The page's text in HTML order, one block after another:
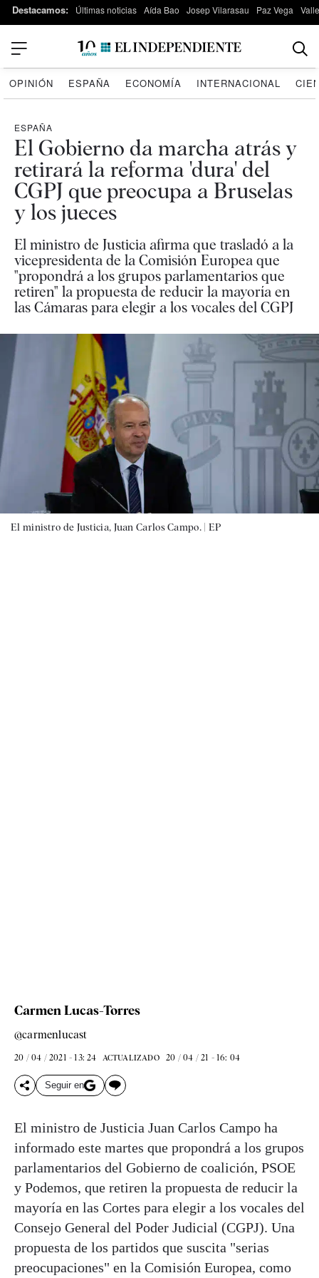
Destacamos: Últimas noticias Aída Bao Josep Vilarasau Paz Vega
OPINIÓN ESPAÑA ECONOMÍA INTERNACIONAL
ESPAÑA
El Gobierno da marcha atrás y
retirará la reforma 'dura' del
CGPJ que preocupa a Bruselas
y los jueces
El ministro de Justicia afirma que trasladó a la
vicepresidenta de la Comisión Europea que
"propondrá a los grupos parlamentarios que
retiren" la propuesta de reducir la mayoría en
las Cámaras para elegir a los vocales del CGPJ
El ministro de Justicia, Juan Carlos Campo. | EP
Carmen Lucas-Torres
@carmenlucast
20 / 04 / 2021 - 13: 24 ACTUALIZADO 20 / 04 / 21 - 16: 04
Seguir en
El ministro de Justicia Juan Carlos Campo ha
informado este martes que propondrá a los grupos
parlamentarios del Gobierno de coalición, PSOE
y Podemos, que retiren la propuesta de reducir la
mayoría en las Cortes para elegir a los vocales del
Consejo General del Poder Judicial (CGPJ). Una
propuesta de los partidos que suscita "serias
preocupaciones" en la Comisión Europea, como